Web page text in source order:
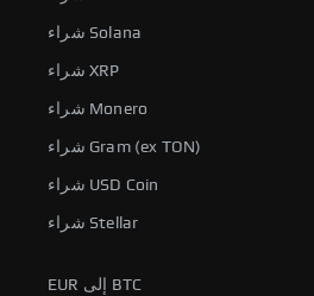
شراء Solana
شراء XRP
شراء Monero
شراء Gram (ex TON)
شراء USD Coin
شراء Stellar
EUR إلى BTC